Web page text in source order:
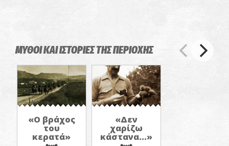
ΜΥΘΟΙ ΚΑΙ ΙΣΤΟΡΙΕΣ ΤΗΣ ΠΕΡΙΟΧΗΣ
«Ο βράχος
του
κερατά»
«Δεν
χαρίζω
κάστανα...»